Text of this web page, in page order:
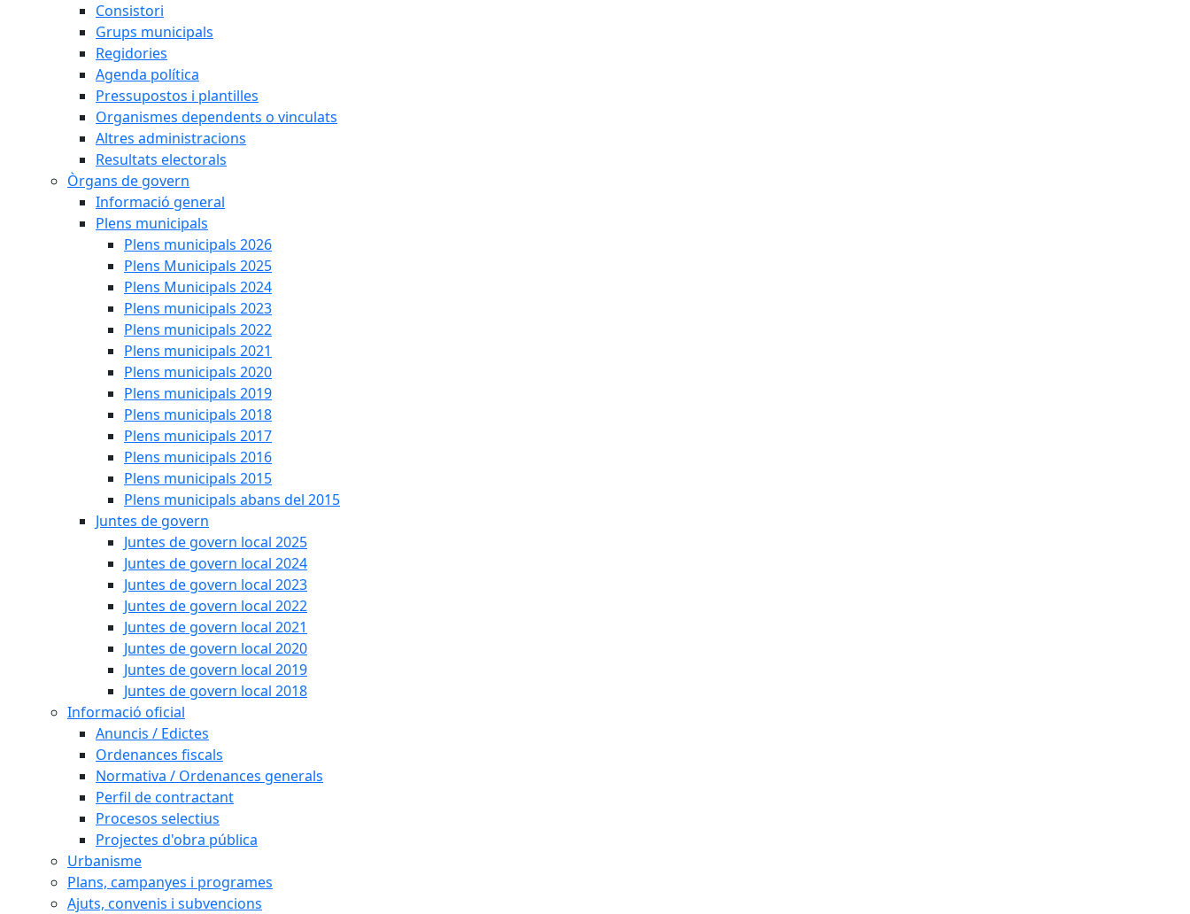
Consistori
Grups municipals
Regidories
Agenda política
Pressupostos i plantilles
Organismes dependents o vinculats
Altres administracions
Resultats electorals
Òrgans de govern
Informació general
Plens municipals
Plens municipals 2026
Plens Municipals 2025
Plens Municipals 2024
Plens municipals 2023
Plens municipals 2022
Plens municipals 2021
Plens municipals 2020
Plens municipals 2019
Plens municipals 2018
Plens municipals 2017
Plens municipals 2016
Plens municipals 2015
Plens municipals abans del 2015
Juntes de govern
Juntes de govern local 2025
Juntes de govern local 2024
Juntes de govern local 2023
Juntes de govern local 2022
Juntes de govern local 2021
Juntes de govern local 2020
Juntes de govern local 2019
Juntes de govern local 2018
Informació oficial
Anuncis / Edictes
Ordenances fiscals
Normativa / Ordenances generals
Perfil de contractant
Procesos selectius
Projectes d'obra pública
Urbanisme
Plans, campanyes i programes
Ajuts, convenis i subvencions